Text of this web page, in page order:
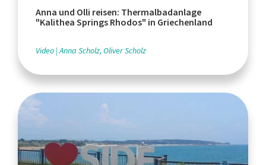
Anna und Olli reisen: Thermalbadanlage
"Kalithea Springs Rhodos" in Griechenland
Video Anna Scholz, Oliver Scholz